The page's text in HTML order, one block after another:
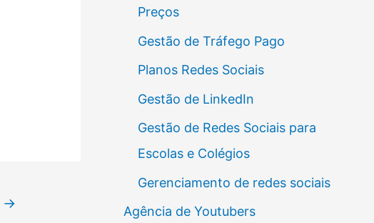
→
Preços
Gestão de Tráfego Pago
Planos Redes Sociais
Gestão de LinkedIn
Gestão de Redes Sociais para
Escolas e Colégios
Gerenciamento de redes sociais
Agência de Youtubers